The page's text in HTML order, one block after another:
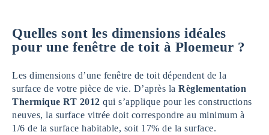
Quelles sont les dimensions idéales
pour une fenêtre de toit à Ploemeur ?
Les dimensions d’une fenêtre de toit dépendent de la
surface de votre pièce de vie. D’après la Règlementation
Thermique RT 2012 qui s’applique pour les constructions
neuves, la surface vitrée doit correspondre au minimum à
1/6 de la surface habitable, soit 17% de la surface.